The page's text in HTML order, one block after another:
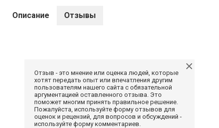
Описание Отзывы
Отзыв - это мнение или оценка людей, которые
хотят передать опыт или впечатления другим
пользователям нашего сайта с обязательной
аргументацией оставленного отзыва. Это
поможет многим принять правильное решение.
Пожалуйста, используйте форму отзывов для
оценок и рецензий, для вопросов и обсуждений -
используйте форму комментариев.